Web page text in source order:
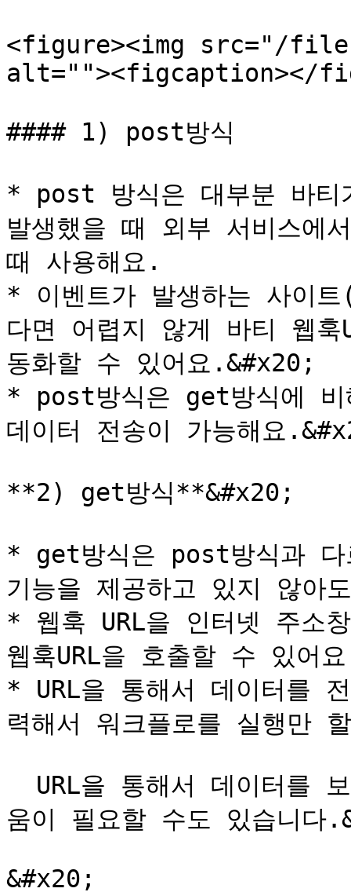
<figure><img src="/files/
alt=""><figcaption></
#### 1) post방식
* post 방식은 대부분 바티
발생했을 때 외부 서비스에
때 사용해요.
* 이벤트가 발생하는 사이
다면 어렵지 않게 바티 웹훅
동화할 수 있어요.&#x20;
* post방식은 get방식에 비
데이터 전송이 가능해요
**2) get방식**&#x20;
* get방식은 post방식과 다
기능을 제공하고 있지 않아
* 웹훅 URL을 인터넷 주소
웹훅URL을 호출할 수 있어
* URL을 통해서 데이터를
력해서 워크플로를 실행만
움이 필요할 수도 있습니다
&#x20;